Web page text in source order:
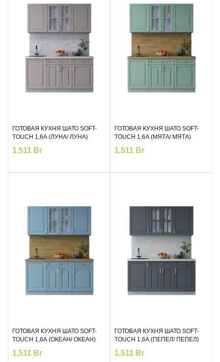
ГОТОВАЯ КУХНЯ ШАТО SOFT-
TOUCH 1,6А (ЛУНА/ ЛУНА)
1,511 Br
ГОТОВАЯ КУХНЯ ШАТО SOFT-
TOUCH 1,6А (МЯТА/ МЯТА)
1,511 Br
ГОТОВАЯ КУХНЯ ШАТО SOFT-
TOUCH 1,6А (ОКЕАН/ ОКЕАН)
1,511 Br
ГОТОВАЯ КУХНЯ ШАТО SOFT-
TOUCH 1,6А (ПЕПЕЛ/ ПЕПЕЛ)
1,511 Br